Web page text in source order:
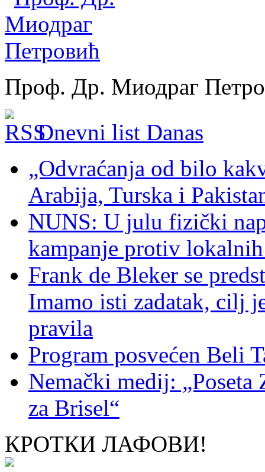
Проф. Др. Миодраг
Dnevni list Danas
„Odvraćanja od bilo
Arabija, Turska i
NUNS: U julu fizički
kampanje protiv
Frank de Bleker se
Imamo isti zadatak, cilj
pravila
Program posvećen Beli
Nemački medij: „Poseta
za Brisel“
КРОТКИ ЛАФОВИ!